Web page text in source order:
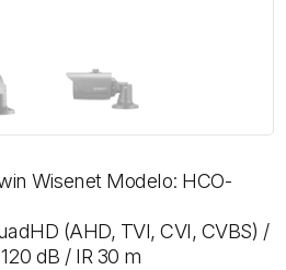
Wisenet Modelo: HCO-
(AHD, TVI, CVI, CVBS) /
dB / IR 30 m